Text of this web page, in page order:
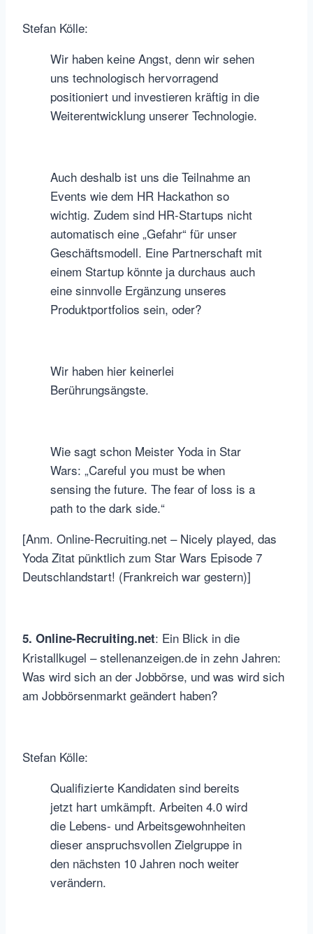
Stefan Kölle:
Wir haben keine Angst, denn wir sehen
uns technologisch hervorragend
positioniert und investieren kräftig in die
Weiterentwicklung unserer Technologie.
Auch deshalb ist uns die Teilnahme an
Events wie dem HR Hackathon so
wichtig. Zudem sind HR-Startups nicht
automatisch eine „Gefahr“ für unser
Geschäftsmodell. Eine Partnerschaft mit
einem Startup könnte ja durchaus auch
eine sinnvolle Ergänzung unseres
Produktportfolios sein, oder?
Wir haben hier keinerlei
Berührungsängste.
Wie sagt schon Meister Yoda in Star
Wars: „Careful you must be when
sensing the future. The fear of loss is a
path to the dark side.“
[Anm. Online-Recruiting.net – Nicely played, das
Yoda Zitat pünktlich zum Star Wars Episode 7
Deutschlandstart! (Frankreich war gestern)]
5. Online-Recruiting.net: Ein Blick in die
Kristallkugel – stellenanzeigen.de in zehn Jahren:
Was wird sich an der Jobbörse, und was wird sich
am Jobbörsenmarkt geändert haben?
Stefan Kölle:
Qualifizierte Kandidaten sind bereits
jetzt hart umkämpft. Arbeiten 4.0 wird
die Lebens- und Arbeitsgewohnheiten
dieser anspruchsvollen Zielgruppe in
den nächsten 10 Jahren noch weiter
verändern.